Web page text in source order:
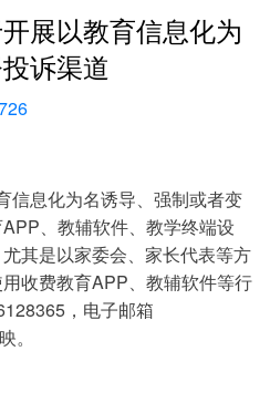
展以教育信息化为
诉渠道
息化为名诱导、强制或者变
、教辅软件、教学终端设
其是以家委会、家长代表等方
收费教育APP、教辅软件等行
，电子邮箱
。